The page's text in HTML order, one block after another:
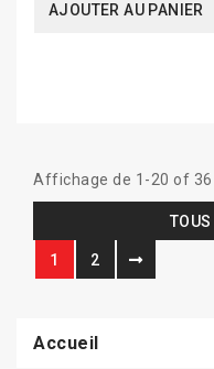
AJOUTER AU PANIER
Affichage de 1-20 of
1 2
Accueil